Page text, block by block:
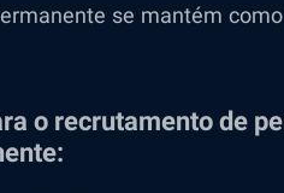
se mantém
o recrutamento de